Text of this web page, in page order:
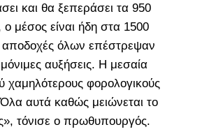
και θα ξεπεράσει τα 950
μέσος είναι ήδη στα 1500
αποδοχές όλων επέστρεψαν
μόνιμες αυξήσεις. Η μεσαία
χαμηλότερους φορολογικούς
αυτά καθώς μειώνεται το
τόνισε ο πρωθυπουργός.